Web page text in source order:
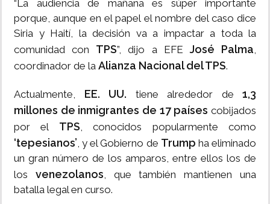
“La audiencia de mañana es súper importante
porque, aunque en el papel el nombre del caso dice
Siria y Haití, la decisión va a impactar a toda la
comunidad con TPS”, dijo a EFE José Palma,
coordinador de la Alianza Nacional del TPS.
Actualmente, EE. UU. tiene alrededor de 1,3
millones de inmigrantes de 17 países cobijados
por el TPS, conocidos popularmente como
‘tepesianos’, y el Gobierno de Trump ha eliminado
un gran número de los amparos, entre ellos los de
los venezolanos, que también mantienen una
batalla legal en curso.